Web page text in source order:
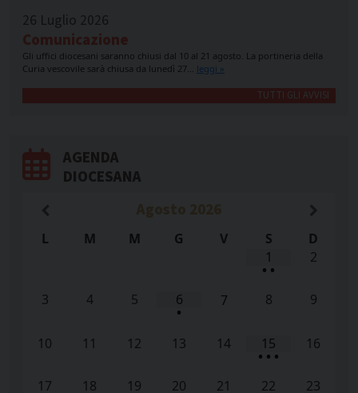
26 Luglio 2026
Comunicazione
Gli uffici diocesani saranno chiusi dal 10 al 21 agosto. La portineria della
Curia vescovile sarà chiusa da lunedì 27… leggi »
TUTTI GLI AVVISI
AGENDA
DIOCESANA
L M M G V S
D
1
• •
2
3 4 5 6
•
7 8 9
10 11 12 13 14 15
• • •
16
17 18 19 20 21 22 23